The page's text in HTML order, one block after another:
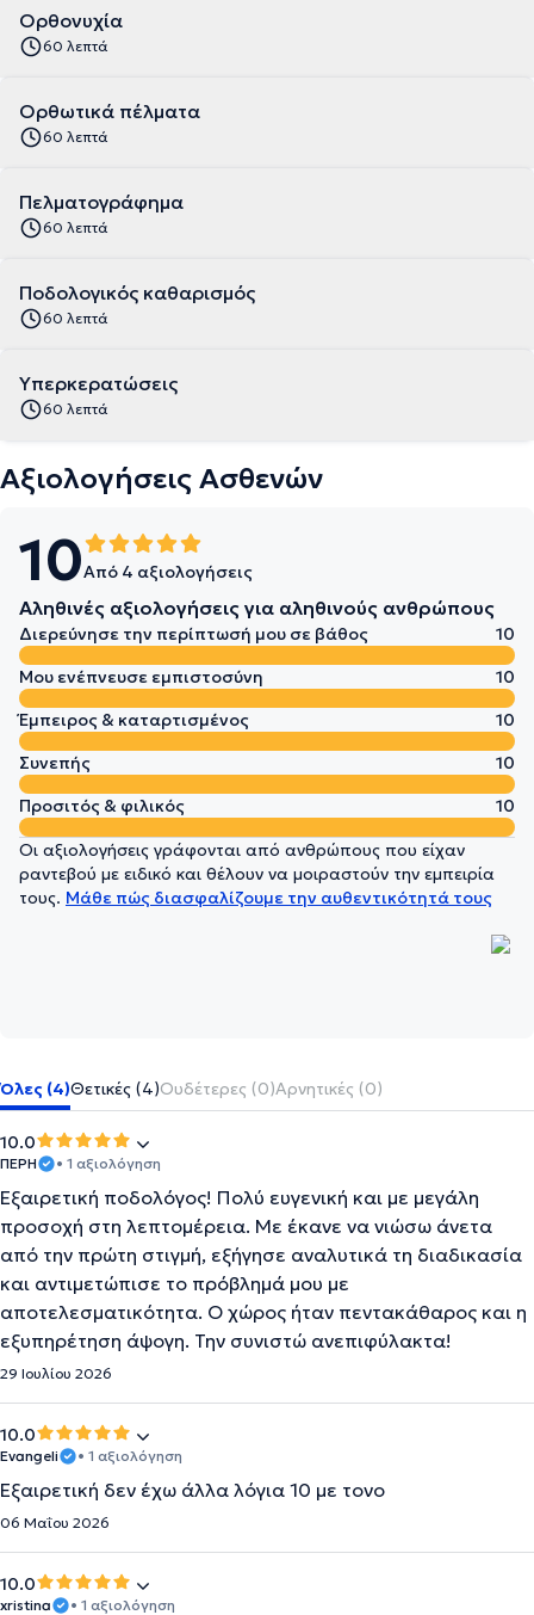
Ορθονυχία
60 λεπτά
Ορθωτικά πέλματα
60 λεπτά
Πελματογράφημα
60 λεπτά
Ποδολογικός καθαρισμός
60 λεπτά
Υπερκερατώσεις
60 λεπτά
Αξιολογήσεις Ασθενών
10Από 4 αξιολογήσεις
Αληθινές αξιολογήσεις για αληθινούς ανθρώπους
Διερεύνησε την περίπτωσή μου σε βάθος
10
Μου ενέπνευσε εμπιστοσύνη
10
Έμπειρος & καταρτισμένος
10
Συνεπής
10
Προσιτός & φιλικός
10
Οι αξιολογήσεις γράφονται από ανθρώπους που είχαν
ραντεβού με ειδικό και θέλουν να μοιραστούν την εμπειρία
τους. Μάθε πώς διασφαλίζουμε την αυθεντικότητά τους
Όλες (4)Θετικές (4)Ουδέτερες (0)Αρνητικές (0)
10.0
ΠΕΡΗ • 1 αξιολόγηση
Εξαιρετική ποδολόγος! Πολύ ευγενική και με μεγάλη
προσοχή στη λεπτομέρεια. Με έκανε να νιώσω άνετα
από την πρώτη στιγμή, εξήγησε αναλυτικά τη διαδικασία
και αντιμετώπισε το πρόβλημά μου με
αποτελεσματικότητα. Ο χώρος ήταν πεντακάθαρος και η
εξυπηρέτηση άψογη. Την συνιστώ ανεπιφύλακτα!
29 Ιουλίου 2026
10.0
Evangeli • 1 αξιολόγηση
Εξαιρετική δεν έχω άλλα λόγια 10 με τονο
06 Μαΐου 2026
10.0
xristina
• 1 αξιολόγηση